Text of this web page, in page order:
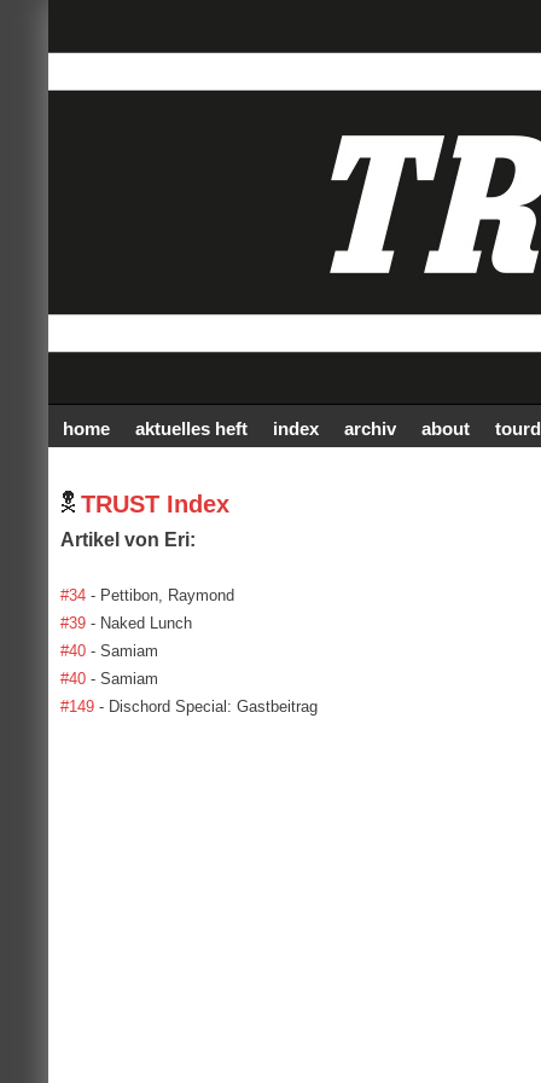
home aktuelles heft index archiv about
TRUST Index
Artikel von Eri:
#34 - Pettibon, Raymond
#39 - Naked Lunch
#40 - Samiam
#40 - Samiam
#149 - Dischord Special: Gastbeitrag